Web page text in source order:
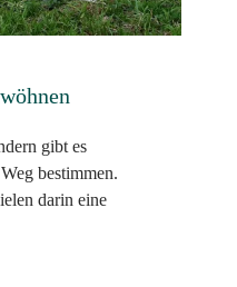
gibt es
bestimmen.
darin eine